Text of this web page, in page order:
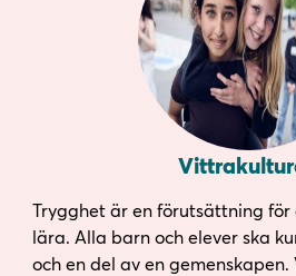
Trygghet är en förutsättning
lära. Alla barn och elever ska
och en del av en